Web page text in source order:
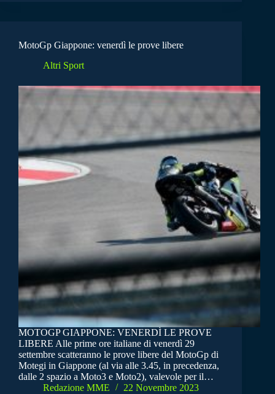
MotoGp Giappone: venerdì le prove libere
Altri Sport
MOTOGP GIAPPONE: VENERDÌ LE PROVE
LIBERE Alle prime ore italiane di venerdì 29
settembre scatteranno le prove libere del MotoGp di
Motegi in Giappone (al via alle 3.45, in precedenza,
dalle 2 spazio a Moto3 e Moto2), valevole per il…
Redazione MME
22 Novembre 2023